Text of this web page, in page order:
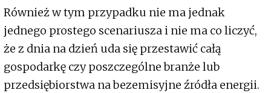
Również w tym przypadku nie ma jednak
jednego prostego scenariusza i nie ma co liczyć,
że z dnia na dzień uda się przestawić całą
gospodarkę czy poszczególne branże lub
przedsiębiorstwa na bezemisyjne źródła energii.